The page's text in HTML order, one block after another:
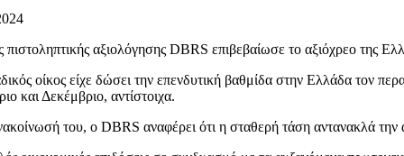
πιστοληπτικής αξιολόγησης DBRS επιβεβαίωσε το αξιόχρεο της
οίκος είχε δώσει την επενδυτική βαθμίδα στην Ελλάδα τον
και Δεκέμβριο, αντίστοιχα.
του, ο DBRS αναφέρει ότι η σταθερή τάση αντανακλά την